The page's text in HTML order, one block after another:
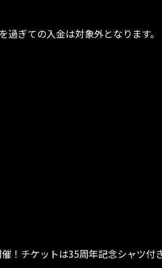
ぎての入金は対象外となります。
！チケットは35周年記念シャツ付